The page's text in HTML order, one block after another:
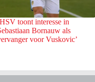
toont interesse in
Bornauw als
voor Vuskovic’